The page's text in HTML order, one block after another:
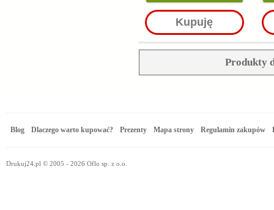
Kupuję
Produkty
Blog Dlaczego warto kupować? Prezenty Mapa strony Regulamin zakupów
Drukuj24.pl © 2005 - 2026 Oflo sp. z o.o.